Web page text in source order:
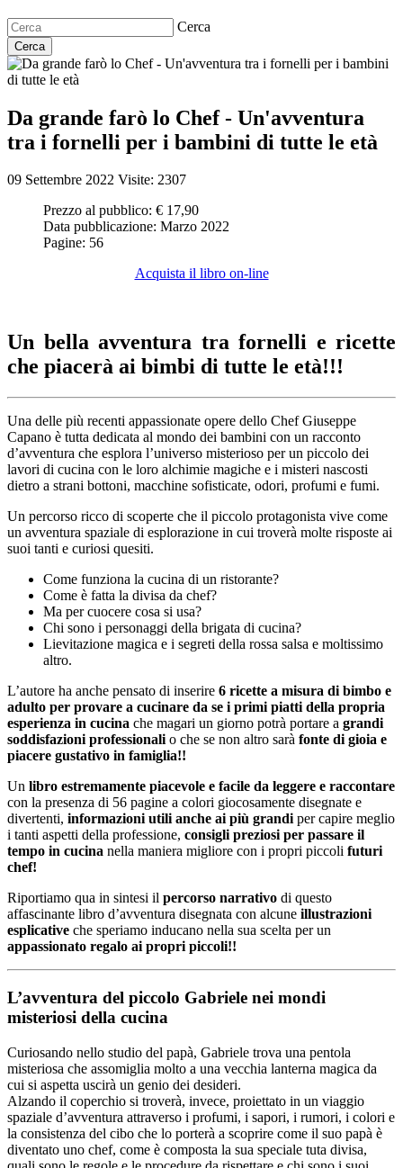
Cerca
Cerca
Da grande farò lo Chef - Un'avventura
tra i fornelli per i bambini di tutte le età
09 Settembre 2022 Visite: 2307
Prezzo al pubblico: € 17,90
Data pubblicazione: Marzo 2022
Pagine: 56
Acquista il libro on-line
Un bella avventura tra fornelli e ricette
che piacerà ai bimbi di tutte le età!!!
Una delle più recenti appassionate opere dello Chef Giuseppe
Capano è tutta dedicata al mondo dei bambini con un racconto
d’avventura che esplora l’universo misterioso per un piccolo dei
lavori di cucina con le loro alchimie magiche e i misteri nascosti
dietro a strani bottoni, macchine sofisticate, odori, profumi e fumi.
Un percorso ricco di scoperte che il piccolo protagonista vive come
un avventura spaziale di esplorazione in cui troverà molte risposte ai
suoi tanti e curiosi quesiti.
Come funziona la cucina di un ristorante?
Come è fatta la divisa da chef?
Ma per cuocere cosa si usa?
Chi sono i personaggi della brigata di cucina?
Lievitazione magica e i segreti della rossa salsa e moltissimo
altro.
L’autore ha anche pensato di inserire 6 ricette a misura di bimbo e
adulto per provare a cucinare da se i primi piatti della propria
esperienza in cucina che magari un giorno potrà portare a grandi
soddisfazioni professionali o che se non altro sarà fonte di gioia e
piacere gustativo in famiglia!!
Un libro estremamente piacevole e facile da leggere e raccontare
con la presenza di 56 pagine a colori giocosamente disegnate e
divertenti, informazioni utili anche ai più grandi per capire meglio
i tanti aspetti della professione, consigli preziosi per passare il
tempo in cucina nella maniera migliore con i propri piccoli futuri
chef!
Riportiamo qua in sintesi il percorso narrativo di questo
affascinante libro d’avventura disegnata con alcune illustrazioni
esplicative che speriamo inducano nella sua scelta per un
appassionato regalo ai propri piccoli!!
L’avventura del piccolo Gabriele nei mondi
misteriosi della cucina
Curiosando nello studio del papà, Gabriele trova una pentola
misteriosa che assomiglia molto a una vecchia lanterna magica da
cui si aspetta uscirà un genio dei desideri.
Alzando il coperchio si troverà, invece, proiettato in un viaggio
spaziale d’avventura attraverso i profumi, i sapori, i rumori, i colori e
la consistenza del cibo che lo porterà a scoprire come il suo papà è
diventato uno chef, come è composta la sua speciale tuta divisa,